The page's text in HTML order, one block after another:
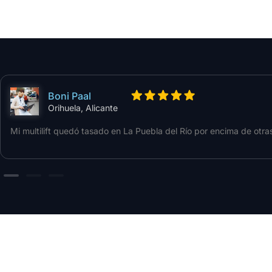
Boni Paal
Orihuela, Alicante
Mi multilift quedó tasado en La Puebla del Río por encima de